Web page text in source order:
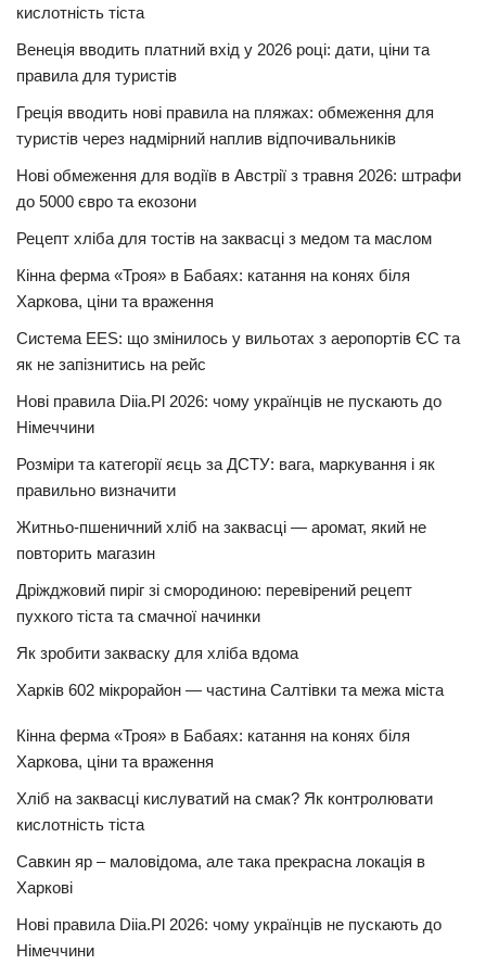
кислотність тіста
Венеція вводить платний вхід у 2026 році: дати, ціни та
правила для туристів
Греція вводить нові правила на пляжах: обмеження для
туристів через надмірний наплив відпочивальників
Нові обмеження для водіїв в Австрії з травня 2026: штрафи
до 5000 євро та екозони
Рецепт хліба для тостів на заквасці з медом та маслом
Кінна ферма «Троя» в Бабаях: катання на конях біля
Харкова, ціни та враження
Система EES: що змінилось у вильотах з аеропортів ЄС та
як не запізнитись на рейс
Нові правила Diia.Pl 2026: чому українців не пускають до
Німеччини
Розміри та категорії яєць за ДСТУ: вага, маркування і як
правильно визначити
Житньо-пшеничний хліб на заквасці — аромат, який не
повторить магазин
Дріжджовий пиріг зі смородиною: перевірений рецепт
пухкого тіста та смачної начинки
Як зробити закваску для хліба вдома
Харків 602 мікрорайон — частина Салтівки та межа міста
Кінна ферма «Троя» в Бабаях: катання на конях біля
Харкова, ціни та враження
Хліб на заквасці кислуватий на смак? Як контролювати
кислотність тіста
Савкин яр – маловідома, але така прекрасна локація в
Харкові
Нові правила Diia.Pl 2026: чому українців не пускають до
Німеччини